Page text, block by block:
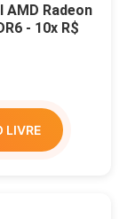
AMD Radeon
- 10x R$
LIVRE